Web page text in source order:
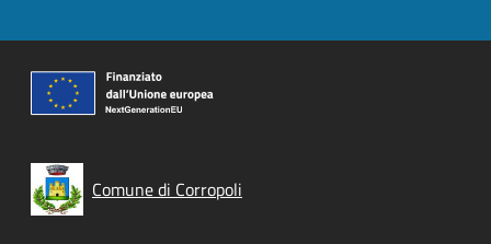
Comune di Corropoli